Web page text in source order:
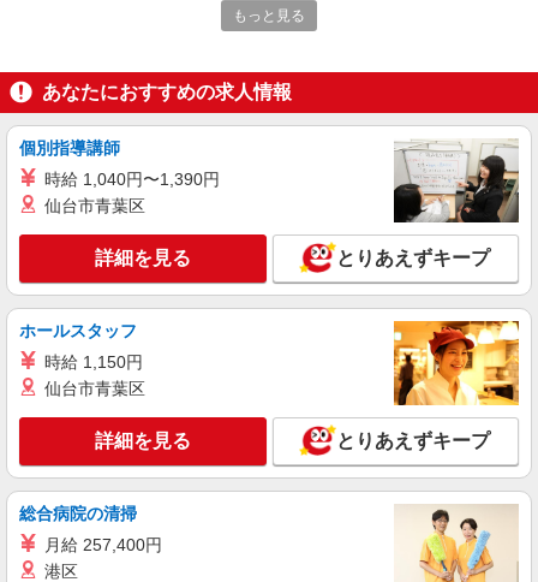
グループホーム ソラスト向山/2380000010-006
介護職員（ヘルパー）（介護助手）
愛知県名古屋市昭和区向山町3-30
キープ 詳細を見る
株式会社kotrio /●NG-H-1992467
御器所駅≫高収入！シニア向け高級マンション
時給1500円〜2125円 ＜日払い有/週払い有/交
通費全支給(ガソリン代含む)＞
名古屋市昭和区
キープ 詳細を見る
アルバイト
もっと見る
あなたにおすすめの求人情報
個別指導講師
時給 1,040円〜1,390円
仙台市青葉区
詳細を見る とりあえずキープ
ホールスタッフ
時給 1,150円
仙台市青葉区
詳細を見る とりあえずキープ
総合病院の清掃
月給 257,400円
港区